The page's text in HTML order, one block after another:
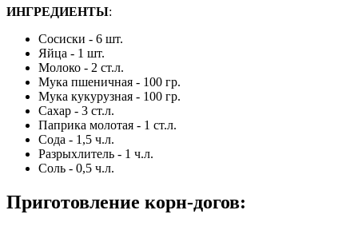
ИНГРЕДИЕНТЫ:
Сосиски - 6 шт.
Яйца - 1 шт.
Молоко - 2 ст.л.
Мука пшеничная - 100 гр.
Мука кукурузная - 100 гр.
Сахар - 3 ст.л.
Паприка молотая - 1 ст.л.
Сода - 1,5 ч.л.
Разрыхлитель - 1 ч.л.
Соль - 0,5 ч.л.
Приготовление корн-догов: